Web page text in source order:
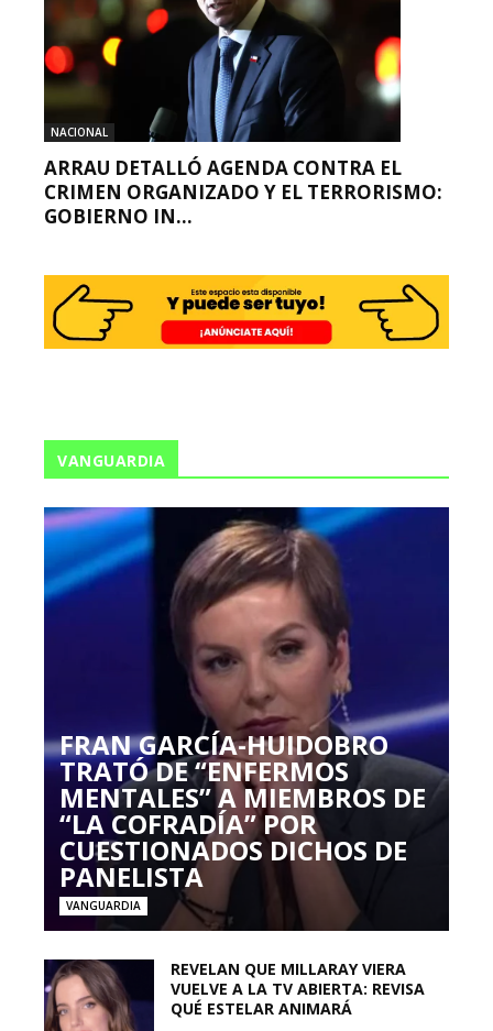
NACIONAL
ARRAU DETALLÓ AGENDA CONTRA EL
CRIMEN ORGANIZADO Y EL TERRORISMO:
GOBIERNO IN...
VANGUARDIA
FRAN GARCÍA-HUIDOBRO
TRATÓ DE “ENFERMOS
MENTALES” A MIEMBROS DE
“LA COFRADÍA” POR
CUESTIONADOS DICHOS DE
PANELISTA
VANGUARDIA
REVELAN QUE MILLARAY VIERA
VUELVE A LA TV ABIERTA: REVISA
QUÉ ESTELAR ANIMARÁ